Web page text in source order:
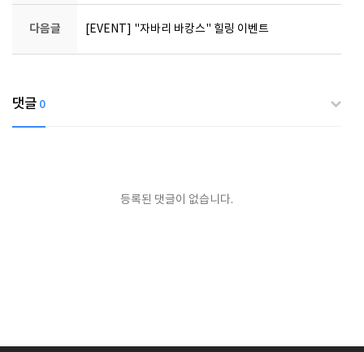
다음글 [EVENT] "자바리 바캉스" 힐링 이벤트
댓글 0
등록된 댓글이 없습니다.